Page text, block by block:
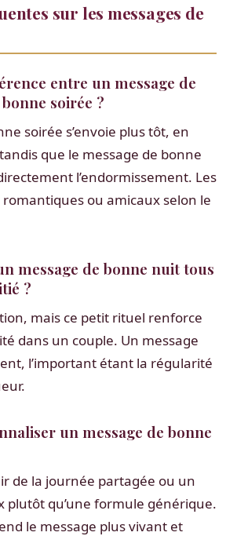
sur les messages de
entre un message de
soirée ?
soirée s’envoie plus tôt, en
que le message de bonne
l’endormissement. Les
ou amicaux selon le
message de bonne nuit tous
?
mais ce petit rituel renforce
dans un couple. Un message
l’important étant la régularité
un message de bonne
de la journée partagée ou un
plutôt qu’une formule générique.
le message plus vivant et